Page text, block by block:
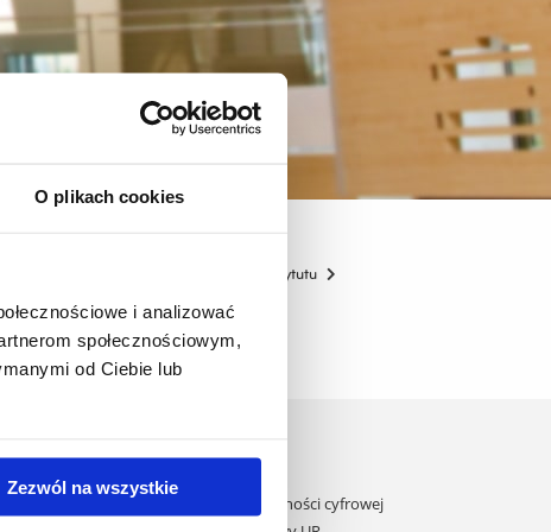
O plikach cookies
i analizować
społecznościowym,
od Ciebie lub
Zezwól na wszystkie
Struktura organizacyjna Instytutu
Dane kontaktowe
Deklaracja dostępności cyfrowej